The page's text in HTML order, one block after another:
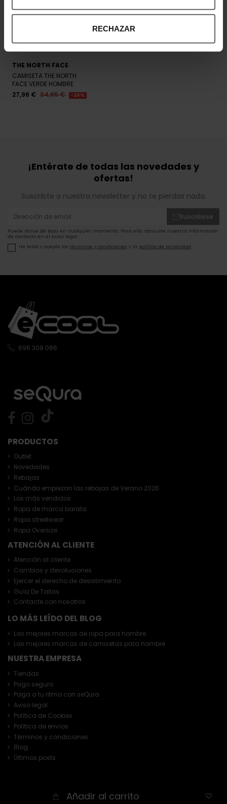
RECHAZAR
Añadir al carrito
THE NORTH FACE
CAMISETA THE NORTH
FACE VERDE HOMBRE
27,96 € 34,95 € -20%
¡Entérate de todas las novedades y
ofertas!
Suscribte a nuestra newsletter y no te pierdas nada.
Suscribirse
Puede darse de baja en cualquier momento. Para ello, consulte nuestra información
de contacto en el aviso legal.
He leído y acepto los términos y condiciones y la política de privacidad
PRODUCTOS
Outlet
Novedades
Rebajas
Cuándo empiezan las rebajas de Verano 2026
Los más vendidos
Ropa de marca barata
Ropa streetwear
Ropa Oversize
ATENCIÓN AL CLIENTE
Atención al cliente
Cambios y devoluciones
Ejercer el derecho de desistimiento
Guía De Tallas
Contacte con nosotros
LO MÁS LEÍDO DEL BLOG
Las mejores marcas de ropa para hombre
Las mejores marcas de camisetas para hombre
NUESTRA EMPRESA
Tiendas
Pago seguro
Paga a tu ritmo con seQura
Aviso legal
Política de Cookies
Política de envíos
Términos y condiciones
Blog
Últimos posts
696 308 086
Copyright © 2026